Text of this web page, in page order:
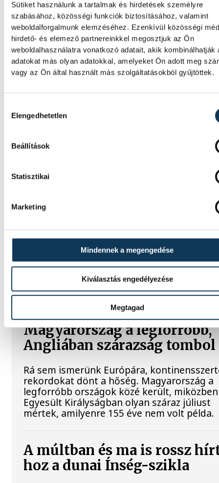
Sütiket használunk a tartalmak és hirdetések személyre
szabásához, közösségi funkciók biztosításához, valamint
weboldalforgalmunk elemzéséhez. Ezenkívül közösségi
hirdető- és elemező partnereinkkel megosztjuk az Ön
weboldalhasználatra vonatkozó adatait, akik kombinálhatják
adatokat más olyan adatokkal, amelyeket Ön adott meg
vagy az Ön által használt más szolgáltatásokból gyűjtöttek.
Elengedhetetlen
Beállítások
Statisztikai
Marketing
Mindennek a megengedése
Kiválasztás engedélyezése
Megtagad
működéséért, arra figyelmeztet: az erőmű
üzemállapotban van, amelyre eredetileg
tervezték.
A Tisza-frakció
köztársasági elnököt.
Valami óriási csapódott a
Magyar idő szerint 8:35 körül a Hold
csapódott a SpaceX egyik Falcon–9
felső fokozata. A becsapódást a Földről
szemmel nem lehetett látni, a
azonban távcsövekkel figyelték az
Rekordok Európában –
Magyarország a legforróbb,
Angliában szárazság tombol
Rá sem ismerünk Európára,
rekordokat dönt a hőség. Magyarország a
legforróbb országok közé került,
Egyesült Királyságban olyan száraz júliust
mértek, amilyenre 155 éve nem volt példa.
A múltban és ma is rossz
hoz a dunai Ínség-szikla